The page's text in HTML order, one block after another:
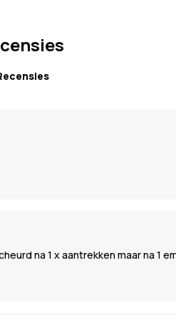
na 1 x aantrekken maar na 1